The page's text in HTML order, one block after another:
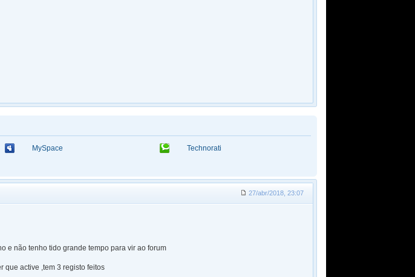
MySpace Technorati
27/abr/2018, 23:07
e não tenho tido grande tempo para vir ao forum
que active ,tem 3 registo feitos